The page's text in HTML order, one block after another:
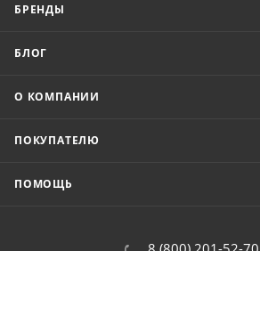
БРЕНДЫ
БЛОГ
О КОМПАНИИ
ПОКУПАТЕЛЮ
ПОМОЩЬ
8 (800) 201-52-70